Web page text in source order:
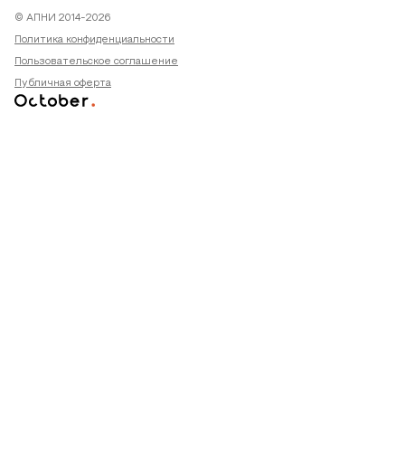
© АПНИ 2014-2026
Политика конфиденциальности
Пользовательское соглашение
Публичная оферта